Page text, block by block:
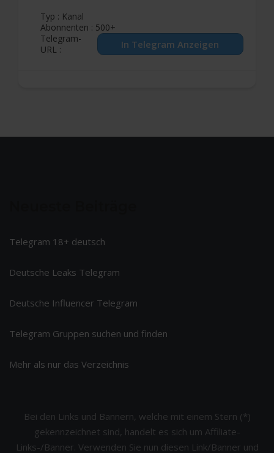
Typ : Kanal
Abonnenten : 500+
Telegram-
URL :
Telegram 18+ deutsch
Deutsche Leaks Telegram
Deutsche Influencer Telegram
Telegram Gruppen suchen und finden
Mehr als nur das Verzeichnis
Bei den Links und Bannern, welche mit einem Stern (*)
gekennzeichnet sind, handelt es sich um Affiliate-
Links-/Banner. Verwenden Sie nun diesen Link/Banner und